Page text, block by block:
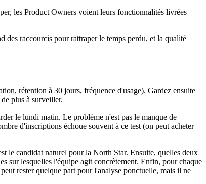
les Product Owners voient leurs fonctionnalités livrées
des raccourcis pour rattraper le temps perdu, et la qualité
rétention à 30 jours, fréquence d'usage). Gardez ensuite
plus à surveiller.
le lundi matin. Le problème n'est pas le manque de
d'inscriptions échoue souvent à ce test (on peut acheter
le candidat naturel pour la North Star. Ensuite, quelles deux
sur lesquelles l'équipe agit concrètement. Enfin, pour chaque
rester quelque part pour l'analyse ponctuelle, mais il ne